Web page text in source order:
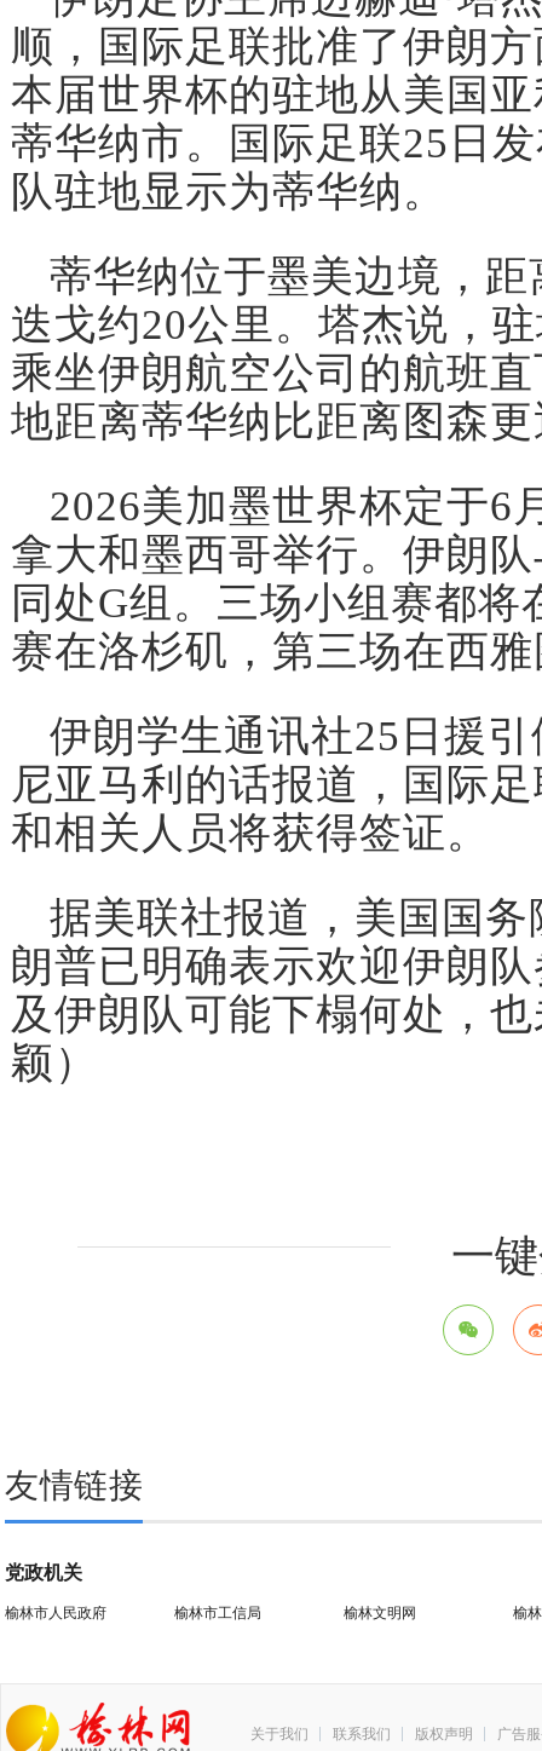
顺，国际足联批准了伊朗
本届世界杯的驻地从美国
蒂华纳市。国际足联25日
队驻地显示为蒂华纳。
蒂华纳位于墨美边境，
迭戈约20公里。塔杰说，
乘坐伊朗航空公司的航班
地距离蒂华纳比距离图森
2026美加墨世界杯定于6
拿大和墨西哥举行。伊朗
同处G组。三场小组赛都
赛在洛杉矶，第三场在西
伊朗学生通讯社25日援
尼亚马利的话报道，国际
和相关人员将获得签证。
据美联社报道，美国国
朗普已明确表示欢迎伊朗
及伊朗队可能下榻何处，
颖）
一
友情链接
党政机关
榆林市人民政府 榆林市工信局 榆林文明网 榆
关于我们 联系我们 版权声明 广告